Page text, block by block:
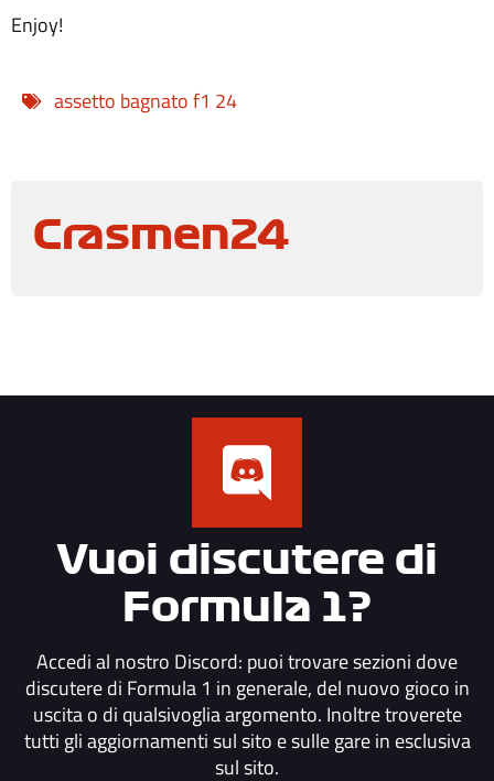
Enjoy!
assetto bagnato f1 24
Crasmen24
Vuoi discutere di
Formula 1?
Accedi al nostro Discord: puoi trovare sezioni dove
discutere di Formula 1 in generale, del nuovo gioco in
uscita o di qualsivoglia argomento. Inoltre troverete
tutti gli aggiornamenti sul sito e sulle gare in esclusiva
sul sito.